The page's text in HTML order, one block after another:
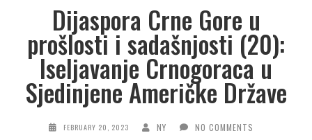
Dijaspora Crne Gore u
prošlosti i sadašnjosti (20):
Iseljavanje Crnogoraca u
Sjedinjene Američke Države
FEBRUARY 20, 2023 NY NO COMMENTS